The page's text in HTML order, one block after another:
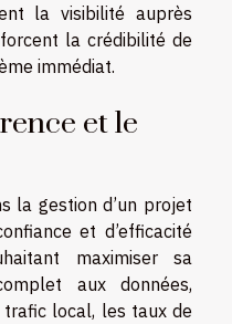
la visibilité auprès
la crédibilité de
immédiat.
et le
la gestion d’un projet
et d’efficacité
maximiser sa
aux données,
local, les taux de